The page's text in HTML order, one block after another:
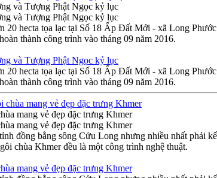
và Tượng Phật Ngọc kỷ lục
và Tượng Phật Ngọc kỷ lục
20 hecta tọa lạc tại Số 18 Ấp Đất Mới - xã Long
thành công trình vào tháng 09 năm 2016.
và Tượng Phật Ngọc kỷ lục
20 hecta tọa lạc tại Số 18 Ấp Đất Mới - xã Long
thành công trình vào tháng 09 năm 2016.
mang vẻ đẹp đặc trưng Khmer
mang vẻ đẹp đặc trưng Khmer
đồng bằng sông Cửu Long nhưng nhiều nhất
chùa Khmer đều là một công trình nghệ thuật.
mang vẻ đẹp đặc trưng Khmer